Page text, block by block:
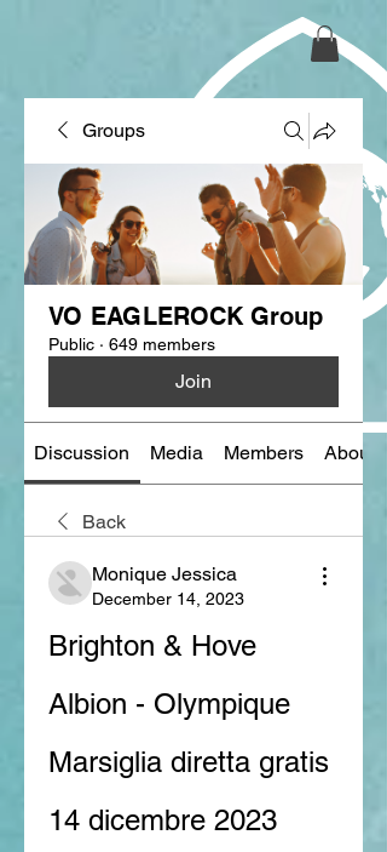
Groups
VO EAGLEROCK Group
Public · 649 members
Join
Discussion Media Members About
Back
Monique Jessica
December 14, 2023
Brighton & Hove
Albion - Olympique
Marsiglia diretta gratis
14 dicembre 2023